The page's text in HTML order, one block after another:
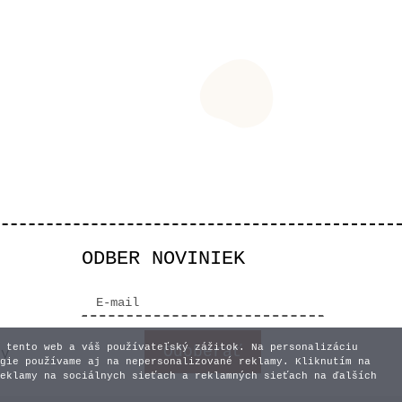
ODBER NOVINIEK
tento web a váš používateľský zážitok. Na personalizáciu
používame aj na nepersonalizované reklamy. Kliknutím na
na sociálnych sieťach a reklamných sieťach na ďalších